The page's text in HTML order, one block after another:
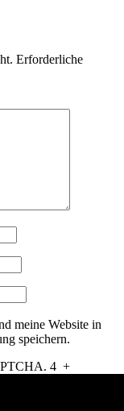
Erforderliche
meine Website in
speichern.
4 +